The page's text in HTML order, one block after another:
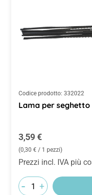
Codice prodotto: 332022
Lama per
Prezzo normale:
3,59 €
(0,30 € / 1 pezzi)
Prezzi incl. IVA più
- +